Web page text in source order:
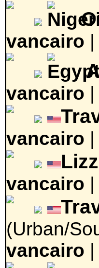
vancairo |
vancairo |
vancairo |
vancairo |
(Urban/
vancairo |